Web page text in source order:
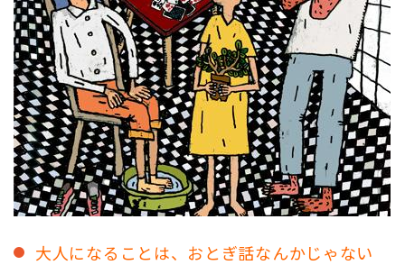
大人になることは、おとぎ話なんかじゃない